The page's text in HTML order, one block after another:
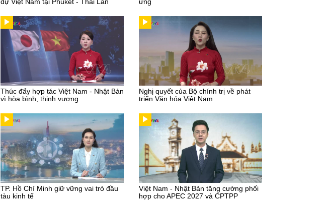
Thúc đẩy hợp tác Việt Nam - Nhật Bản
vì hòa bình, thịnh vượng
Nghị quyết của Bộ chính trị về phát
triển Văn hóa Việt Nam
TP. Hồ Chí Minh giữ vững vai trò đầu
tàu kinh tế
Việt Nam - Nhật Bản tăng cường phối
hợp cho APEC 2027 và CPTPP